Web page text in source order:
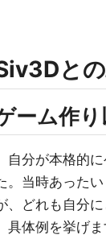
と
ーム作
自分が本格的に
。当時あった
、どれも自分
具体例を挙げま